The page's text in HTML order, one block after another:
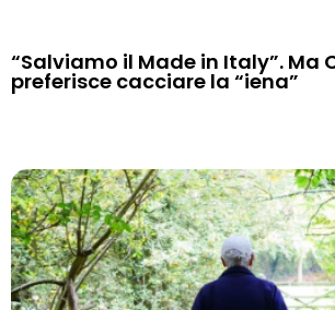
“Salviamo il Made in Italy”. Ma
preferisce cacciare la “iena”